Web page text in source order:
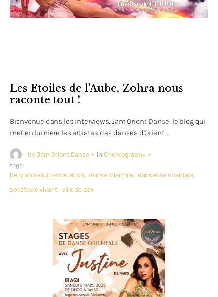
Les Etoiles de l’Aube, Zohra nous
raconte tout !
Bienvenue dans les interviews, Jam Orient Danse, le blog qui
met en lumière les artistes des danses d'Orient …
by Jam Orient Danse · in Choreography ·
tags:
belly and soul association, danse orientale, danseuse orientale,
spectacle vivant, ville de dax